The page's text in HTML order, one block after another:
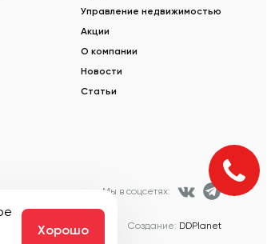
Управление недвижимостью
Акции
О компании
Новости
Статьи
Мы в соцсетях:
Создание: DDPlanet
Хорошо